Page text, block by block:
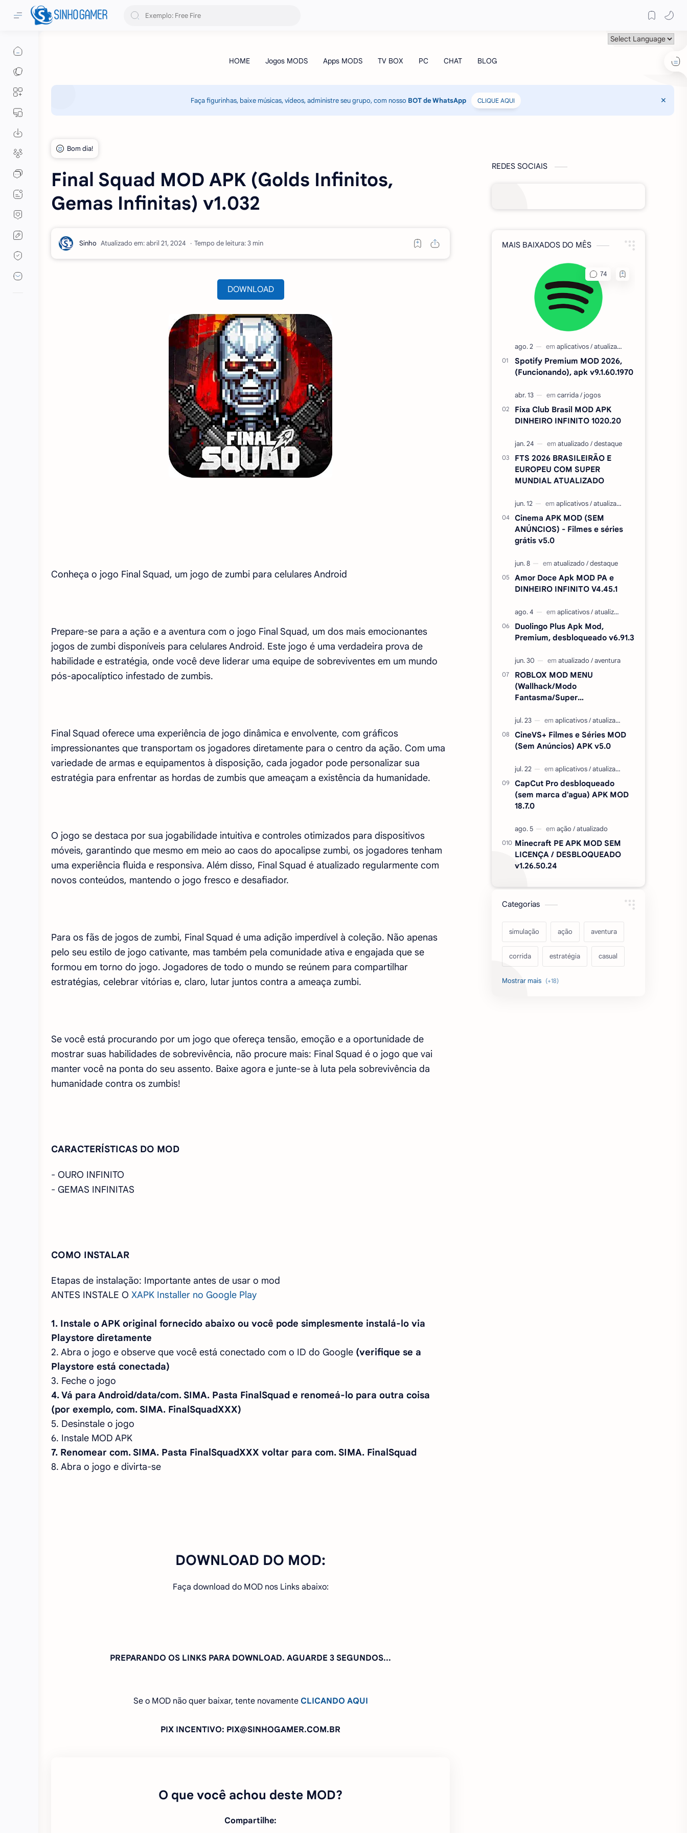
Faça figurinhas, baixe músicas, vídeos, administre seu grupo, com nosso BOT de WhatsApp CLIQUE AQUI
Final Squad MOD APK (Golds Infinitos,
Gemas Infinitas) v1.032
Atualizado em: Tempo de leitura: 3 min
DOWNLOAD
Conheça o jogo Final Squad, um jogo de zumbi para celulares Android
Prepare-se para a ação e a aventura com o jogo Final Squad, um dos mais emocionantes
jogos de zumbi disponíveis para celulares Android. Este jogo é uma verdadeira prova de
habilidade e estratégia, onde você deve liderar uma equipe de sobreviventes em um mundo
pós-apocalíptico infestado de zumbis.
Final Squad oferece uma experiência de jogo dinâmica e envolvente, com gráficos
impressionantes que transportam os jogadores diretamente para o centro da ação. Com uma
variedade de armas e equipamentos à disposição, cada jogador pode personalizar sua
estratégia para enfrentar as hordas de zumbis que ameaçam a existência da humanidade.
O jogo se destaca por sua jogabilidade intuitiva e controles otimizados para dispositivos
móveis, garantindo que mesmo em meio ao caos do apocalipse zumbi, os jogadores tenham
uma experiência fluida e responsiva. Além disso, Final Squad é atualizado regularmente com
novos conteúdos, mantendo o jogo fresco e desafiador.
Para os fãs de jogos de zumbi, Final Squad é uma adição imperdível à coleção. Não apenas
pelo seu estilo de jogo cativante, mas também pela comunidade ativa e engajada que se
formou em torno do jogo. Jogadores de todo o mundo se reúnem para compartilhar
estratégias, celebrar vitórias e, claro, lutar juntos contra a ameaça zumbi.
Se você está procurando por um jogo que ofereça tensão, emoção e a oportunidade de
mostrar suas habilidades de sobrevivência, não procure mais: Final Squad é o jogo que vai
manter você na ponta do seu assento. Baixe agora e junte-se à luta pela sobrevivência da
humanidade contra os zumbis!
CARACTERÍSTICAS DO MOD
- OURO INFINITO
- GEMAS INFINITAS
COMO INSTALAR
Etapas de instalação: Importante antes de usar o mod
ANTES INSTALE O XAPK Installer no Google Play
1. Instale o APK original fornecido abaixo ou você pode simplesmente instalá-lo via
Playstore diretamente
2. Abra o jogo e observe que você está conectado com o ID do Google (verifique se a
Playstore está conectada)
3. Feche o jogo
4. Vá para Android/data/com. SIMA. Pasta FinalSquad e renomeá-lo para outra coisa
(por exemplo, com. SIMA. FinalSquadXXX)
5. Desinstale o jogo
6. Instale MOD APK
7. Renomear com. SIMA. Pasta FinalSquadXXX voltar para com. SIMA. FinalSquad
8. Abra o jogo e divirta-se
DOWNLOAD DO MOD:
Faça download do MOD nos Links abaixo:
PREPARANDO OS LINKS PARA DOWNLOAD. AGUARDE 2 SEGUNDOS...
Se o MOD não quer baixar, tente novamente CLICANDO AQUI
PIX INCENTIVO: PIX@SINHOGAMER.COM.BR
O que você achou deste MOD?
Compartilhe:
REDES SOCIAIS
MAIS BAIXADOS DO MÊS
Spotify Premium MOD 2026,
(Funcionando), apk v9.1.60.1970
Fixa Club Brasil MOD APK
DINHEIRO INFINITO 1020.20
FTS 2026 BRASILEIRÃO E
EUROPEU COM SUPER
MUNDIAL ATUALIZADO
Cinema APK MOD (SEM
ANÚNCIOS) - Filmes e séries
grátis v5.0
Amor Doce Apk MOD PA e
DINHEIRO INFINITO V4.45.1
Duolingo Plus Apk Mod,
Premium, desbloqueado v6.91.3
ROBLOX MOD MENU
(Wallhack/Modo
Fantasma/Super
CineVS+ Filmes e Séries MOD
(Sem Anúncios) APK v5.0
CapCut Pro desbloqueado
(sem marca d'agua) APK MOD
18.7.0
Minecraft PE APK MOD SEM
LICENÇA / DESBLOQUEADO
v1.26.50.24
Categorias
simulação ação aventura
corrida estratégia casual
acarde esportes